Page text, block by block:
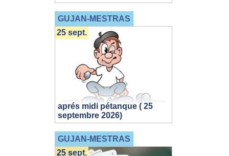
GUJAN-MESTRAS
aprés midi pétanque ( 25
septembre 2026)
25 sept.
GUJAN-MESTRAS
25 sept.